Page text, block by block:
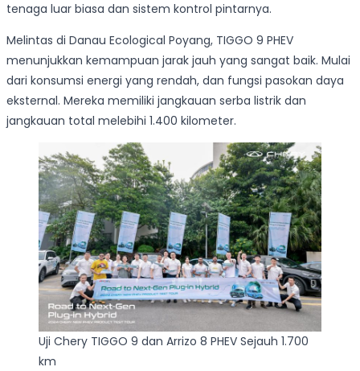
tenaga luar biasa dan sistem kontrol pintarnya.
Melintas di Danau Ecological Poyang, TIGGO 9 PHEV
menunjukkan kemampuan jarak jauh yang sangat baik. Mulai
dari konsumsi energi yang rendah, dan fungsi pasokan daya
eksternal. Mereka memiliki jangkauan serba listrik dan
jangkauan total melebihi 1.400 kilometer.
Uji Chery TIGGO 9 dan Arrizo 8 PHEV Sejauh 1.700
km